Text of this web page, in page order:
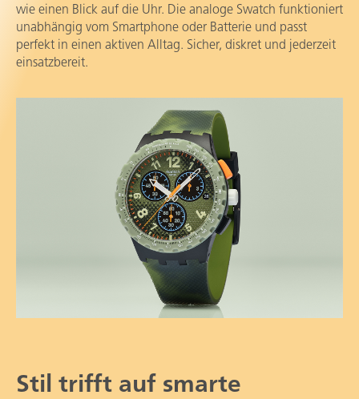
wie einen Blick auf die Uhr. Die analoge Swatch funktioniert
unabhängig vom Smartphone oder Batterie und passt
perfekt in einen aktiven Alltag. Sicher, diskret und jederzeit
einsatzbereit.
Stil trifft auf smarte